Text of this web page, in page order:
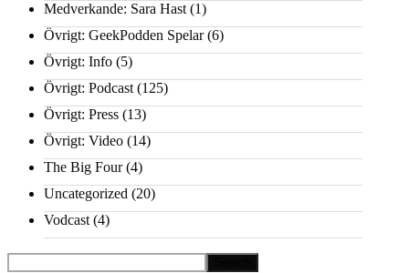
Medverkande: Sara Hast (1)
Övrigt: GeekPodden Spelar(6)
Övrigt: Info (5)
Övrigt: Podcast (125)
Övrigt: Press (13)
Övrigt: Video (14)
The Big Four(4)
Uncategorized (20)
Vodcast (4)